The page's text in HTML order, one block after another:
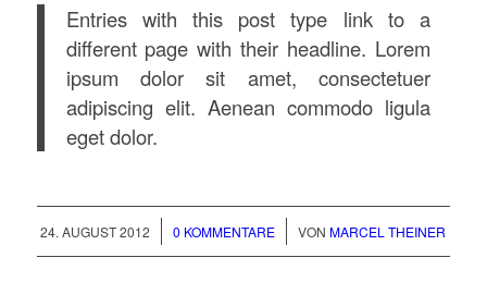
Entries with this post type link to a
different page with their headline. Lorem
ipsum dolor sit amet, consectetuer
adipiscing elit. Aenean commodo ligula
eget dolor.
24. AUGUST 2012
/ 0 KOMMENTARE
/ VON MARCEL THEINER